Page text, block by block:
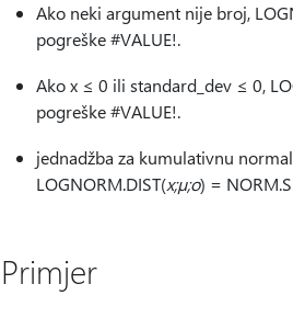
Ako neki argument nije broj,
pogreške #VALUE!.
Ako x ≤ 0 ili standard_dev ≤ 0,
pogreške #VALUE!.
jednadžba za kumulativnu
LOGNORM.DIST(x;µ;o) =
Primjer